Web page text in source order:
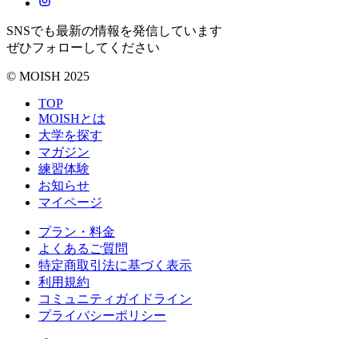
SNSでも最新の情報を発信しています
ぜひフォローしてください
© MOISH 2025
TOP
MOISHとは
大学を探す
マガジン
練習体験
お知らせ
マイページ
プラン・料金
よくあるご質問
特定商取引法に基づく表示
利用規約
コミュニティガイドライン
プライバシーポリシー